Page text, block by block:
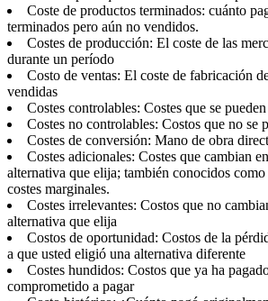
Coste de productos terminados: cuánto
terminados pero aún no vendidos.
Costes de producción: El coste de las
durante un período
Costo de ventas: El coste de fabricación
vendidas
Costes controlables: Costes que se
Costes no controlables: Costos que no se
Costes de conversión: Mano de obra
Costes adicionales: Costes que cambian
alternativa que elija; también conocidos como
costes marginales.
Costes irrelevantes: Costos que no
alternativa que elija
Costos de oportunidad: Costos de la
a que usted eligió una alternativa diferente
Costes hundidos: Costos que ya ha
comprometido a pagar